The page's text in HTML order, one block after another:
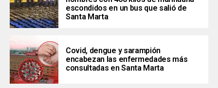
escondidos en un bus que salió de
Santa Marta
Covid, dengue y sarampión
encabezan las enfermedades más
consultadas en Santa Marta